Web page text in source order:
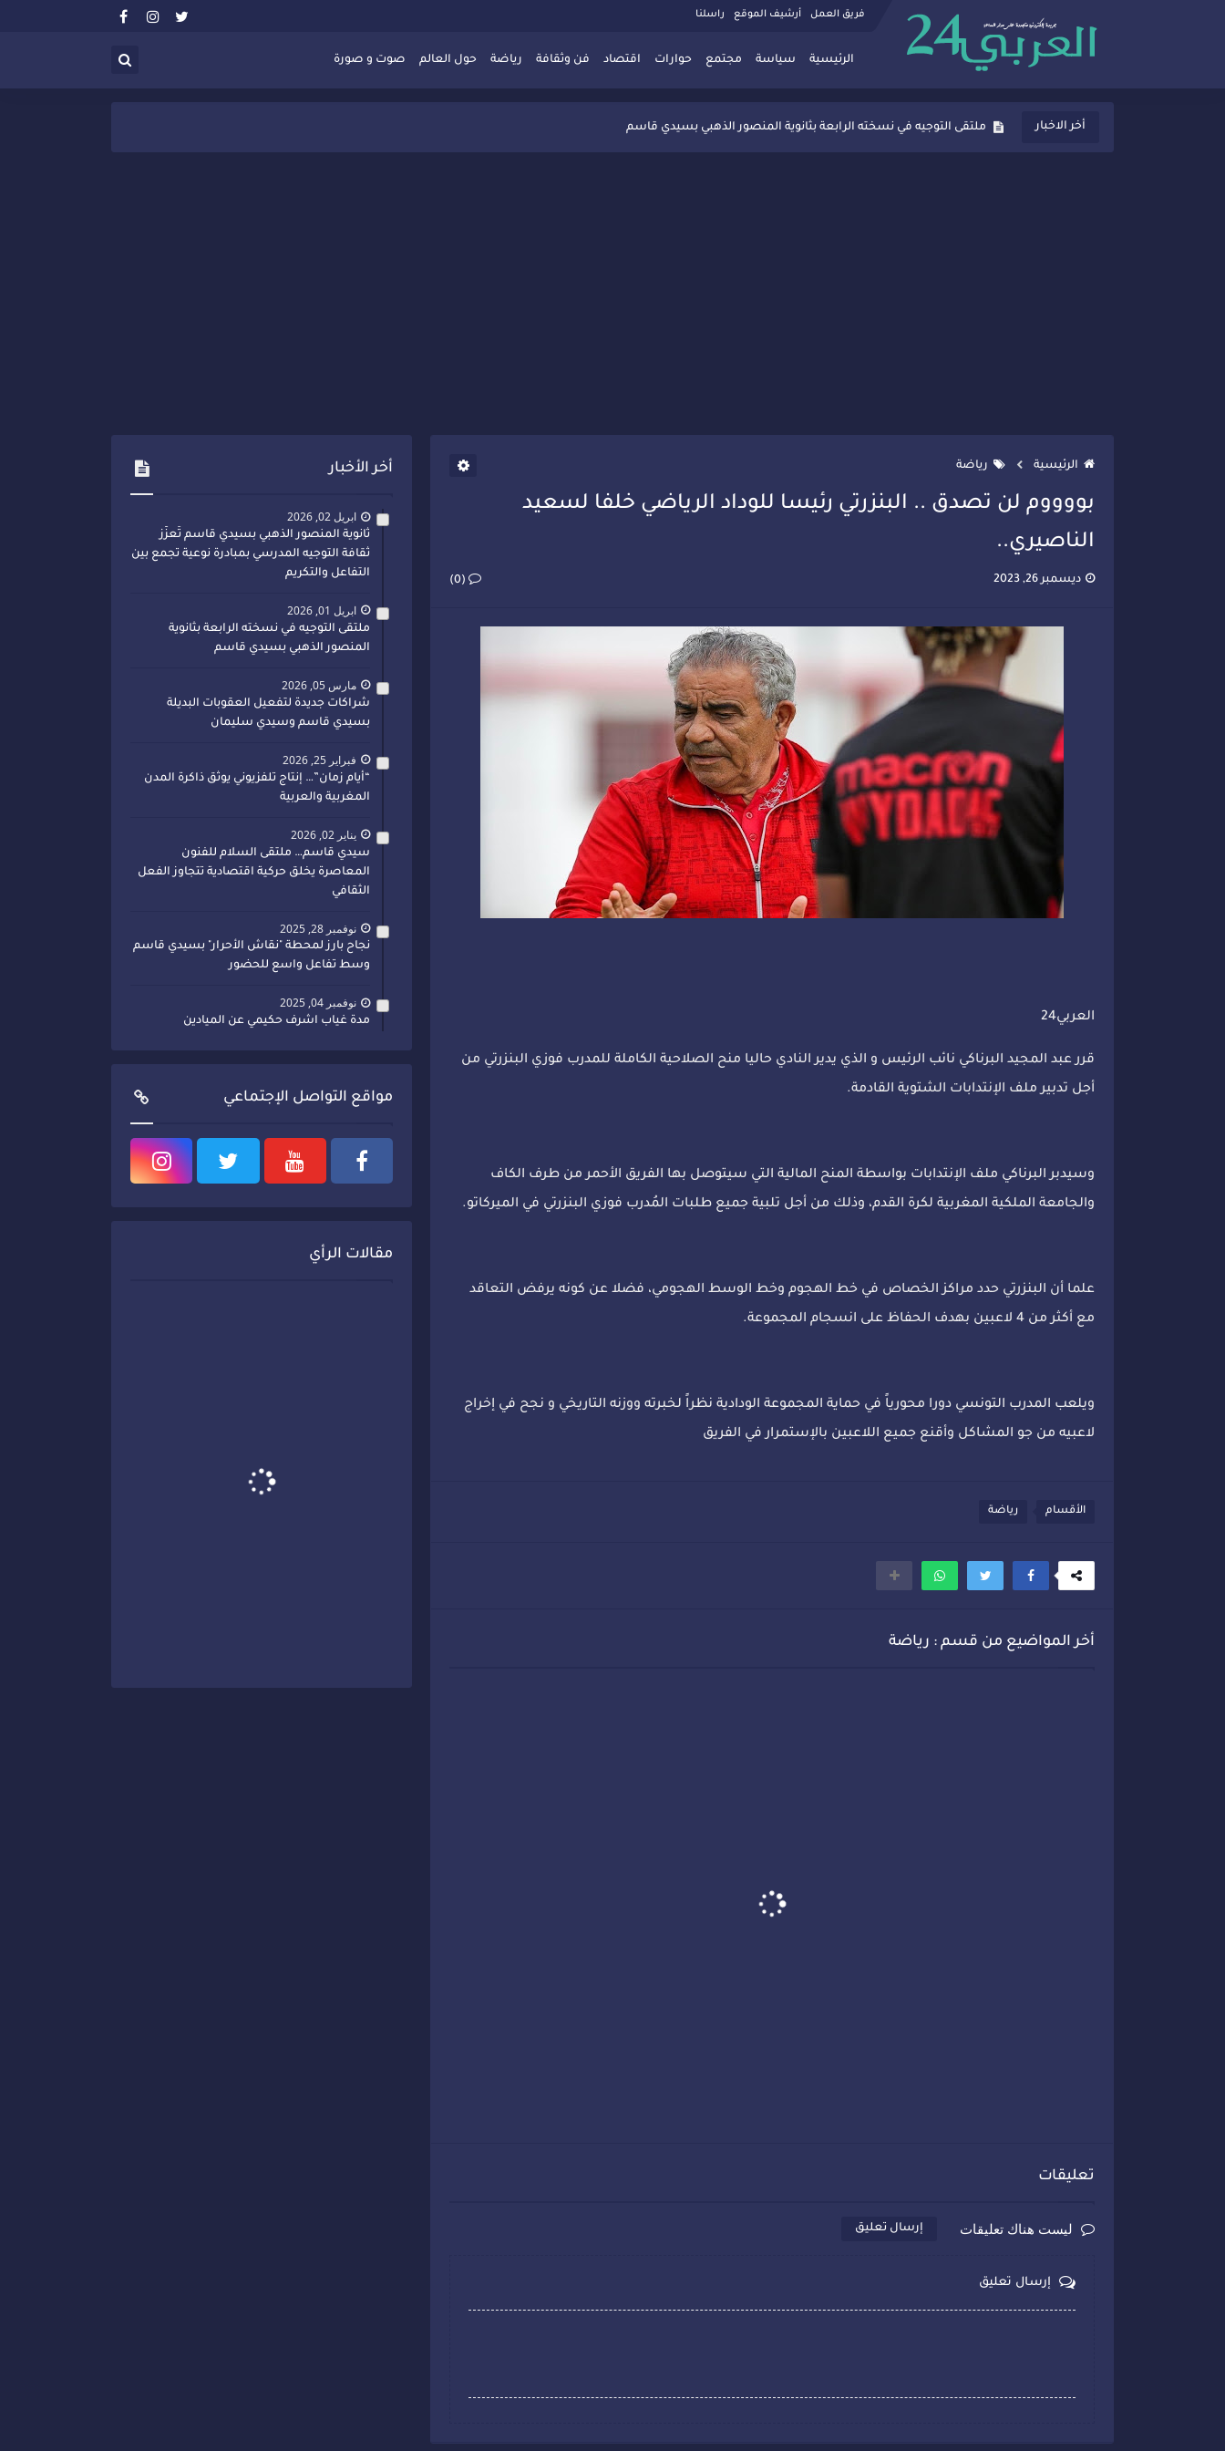
فريق العمل أرشيف الموقع راسلنا
الرئيسية سياسة مجتمع حوارات اقتصاد فن وثقافة رياضة حول العالم صوت و صورة
أخر الاخبار
ثانوية المنصور الذهبي بسيدي قاسم تُعزّز ثقافة التوجيه المدرسي بمبادرة نوعية تجمع بين التفاعل والتكريم
ملتقى التوجيه في نسخته الرابعة بثانوية المنصور الذهبي بسيدي قاسم
الرئيسية رياضة
بووووم لن تصدق .. البنزرتي رئيسا للوداد الرياضي خلفا لسعيد
الناصيري..
ديسمبر 26, 2023 (0)
العربي24
قرر عبد المجيد البرناكي نائب الرئيس و الذي يدير النادي حاليا منح الصلاحية الكاملة للمدرب فوزي البنزرتي من
أجل تدبير ملف الإنتدابات الشتوية القادمة.
وسيدبر البرناكي ملف الإنتدابات بواسطة المنح المالية التي سيتوصل بها الفريق الأحمر من طرف الكاف
والجامعة الملكية المغربية لكرة القدم، وذلك من أجل تلبية جميع طلبات المُدرب فوزي البنزرتي في الميركاتو.
علما أن البنزرتي حدد مراكز الخصاص في خط الهجوم وخط الوسط الهجومي، فضلا عن كونه يرفض التعاقد
مع أكثر من 4 لاعبين بهدف الحفاظ على انسجام المجموعة.
ويلعب المدرب التونسي دورا محورياً في حماية المجموعة الودادية نظراً لخبرته ووزنه التاريخي و نجح في إخراج
لاعبيه من جو المشاكل وأقنع جميع اللاعبين بالإستمرار في الفريق
الأقسام رياضة
أخر المواضيع من قسم : رياضة
تعليقات
ليست هناك تعليقات إرسال تعليق
إرسال تعليق
أخر الأخبار
ابريل 02, 2026
ثانوية المنصور الذهبي بسيدي قاسم تُعزّز
ثقافة التوجيه المدرسي بمبادرة نوعية تجمع بين
التفاعل والتكريم
ابريل 01, 2026
ملتقى التوجيه في نسخته الرابعة بثانوية
المنصور الذهبي بسيدي قاسم
مارس 05, 2026
شراكات جديدة لتفعيل العقوبات البديلة
بسيدي قاسم وسيدي سليمان
فبراير 25, 2026
“أيام زمان”… إنتاج تلفزيوني يوثق ذاكرة المدن
المغربية والعربية
يناير 02, 2026
سيدي قاسم… ملتقى السلام للفنون
المعاصرة يخلق حركية اقتصادية تتجاوز الفعل
الثقافي
نوفمبر 28, 2025
نجاح بارز لمحطة "نقاش الأحرار" بسيدي قاسم
وسط تفاعل واسع للحضور
نوفمبر 04, 2025
مدة غياب اشرف حكيمي عن الميادين
مواقع التواصل الإجتماعي
مقالات الرأي